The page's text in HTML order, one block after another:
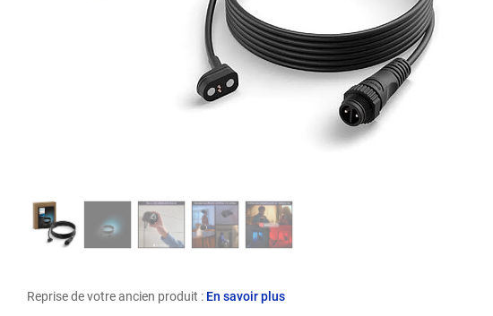
Reprise de votre ancien produit : En savoir plus